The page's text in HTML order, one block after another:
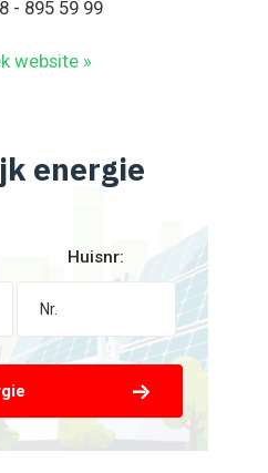
- 895 59 99
website »
energie
Huisnr: